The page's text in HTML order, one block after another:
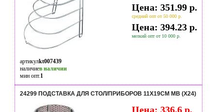
Цена: 351.99 р.
средний опт от 50 000 р.
Цена: 394.23 р.
мелкий опт от 10 000 р.
артикулkt007439
наличиев наличии
мин опт.1
24299 ПОДСТАВКА ДЛЯ СТОЛ/ПРИБОРОВ 11Х19СМ МВ (Х24)
Цена: 336.6 р.